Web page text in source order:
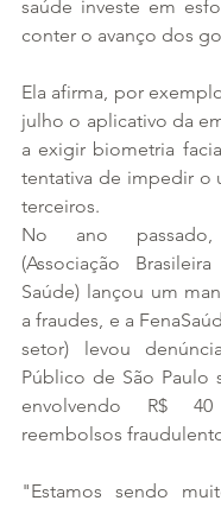
saúde investe em
conter o avanço dos
Ela afirma, por
julho o aplicativo da
a exigir biometria
tentativa de impedir o
terceiros.
No ano
(Associação
Saúde) lançou um
a fraudes, e a
setor) levou
Público de São Paulo
envolvendo R$
reembolsos
"Estamos sendo